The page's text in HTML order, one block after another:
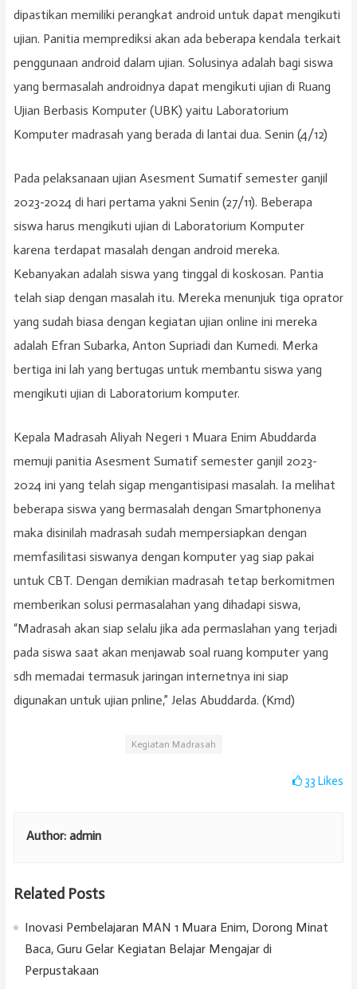
dipastikan memiliki perangkat android untuk dapat mengikuti
ujian. Panitia memprediksi akan ada beberapa kendala terkait
penggunaan android dalam ujian. Solusinya adalah bagi siswa
yang bermasalah androidnya dapat mengikuti ujian di Ruang
Ujian Berbasis Komputer (UBK) yaitu Laboratorium
Komputer madrasah yang berada di lantai dua. Senin (4/12)
Pada pelaksanaan ujian Asesment Sumatif semester ganjil
2023-2024 di hari pertama yakni Senin (27/11). Beberapa
siswa harus mengikuti ujian di Laboratorium Komputer
karena terdapat masalah dengan android mereka.
Kebanyakan adalah siswa yang tinggal di koskosan. Pantia
telah siap dengan masalah itu. Mereka menunjuk tiga oprator
yang sudah biasa dengan kegiatan ujian online ini mereka
adalah Efran Subarka, Anton Supriadi dan Kumedi. Merka
bertiga ini lah yang bertugas untuk membantu siswa yang
mengikuti ujian di Laboratorium komputer.
Kepala Madrasah Aliyah Negeri 1 Muara Enim Abuddarda
memuji panitia Asesment Sumatif semester ganjil 2023-
2024 ini yang telah sigap mengantisipasi masalah. Ia melihat
beberapa siswa yang bermasalah dengan Smartphonenya
maka disinilah madrasah sudah mempersiapkan dengan
memfasilitasi siswanya dengan komputer yag siap pakai
untuk CBT. Dengan demikian madrasah tetap berkomitmen
memberikan solusi permasalahan yang dihadapi siswa,
“Madrasah akan siap selalu jika ada permaslahan yang terjadi
pada siswa saat akan menjawab soal ruang komputer yang
sdh memadai termasuk jaringan internetnya ini siap
digunakan untuk ujian pnline,” Jelas Abuddarda. (Kmd)
Kegiatan Madrasah
33Likes
Author: admin
Related Posts
Inovasi Pembelajaran MAN 1 Muara Enim, Dorong Minat
Baca, Guru Gelar Kegiatan Belajar Mengajar di
Perpustakaan